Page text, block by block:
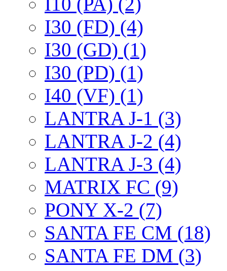
I30 (FD) (4)
I30 (GD) (1)
I30 (PD) (1)
I40 (VF) (1)
LANTRA J-1 (3)
LANTRA J-2 (4)
LANTRA J-3 (4)
MATRIX FC (9)
PONY X-2 (7)
SANTA FE CM (18)
SANTA FE DM (3)